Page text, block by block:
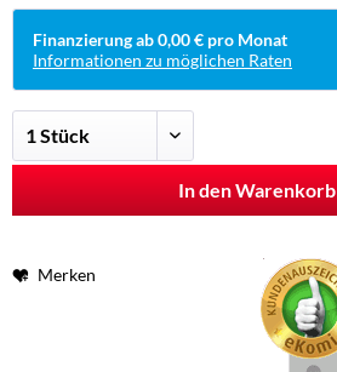
Finanzierung ab 0,00 € pro Monat
Informationen zu möglichen Raten
In den Warenkorb
Merken